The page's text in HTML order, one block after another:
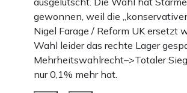
gewonnen, weil die
Nigel Farage / Reform UK ersetzt
Wahl leider das rechte Lager
Mehrheitswahlrecht–>Totaler
nur 0,1% mehr hat.